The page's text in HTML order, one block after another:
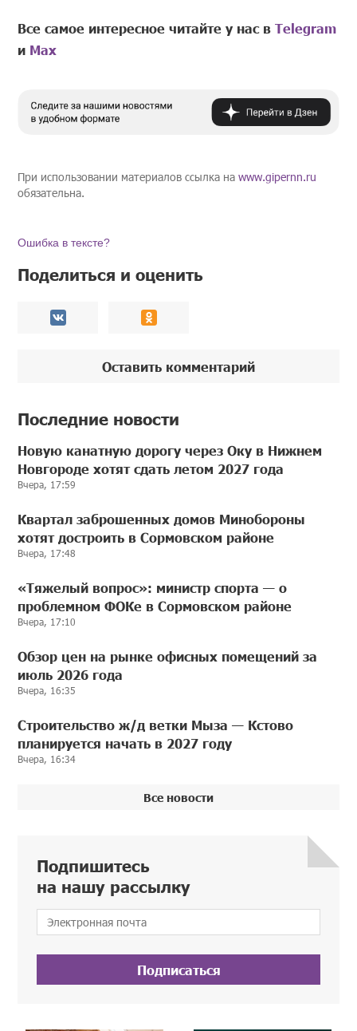
Все самое интересное читайте у нас вTelegram
и Mах
При использовании материалов ссылка наwww.gipernn.ru
обязательна.
Ошибка в тексте?
Поделиться и оценить
Оставить комментарий
Последние новости
Новую канатную дорогу через Оку в Нижнем
Новгороде хотят сдать летом 2027 года
Вчера, 17:59
Квартал заброшенных домов Минобороны
хотят достроить в Сормовском районе
Вчера, 17:48
«Тяжелый вопрос»: министр спорта — о
проблемном ФОКе в Сормовском районе
Вчера, 17:10
Обзор цен на рынке офисных помещений за
июль 2026 года
Вчера, 16:35
Строительство ж/д ветки Мыза — Кстово
планируется начать в 2027 году
Вчера, 16:34
Все новости
Подпишитесь
на нашу рассылку
Подписаться